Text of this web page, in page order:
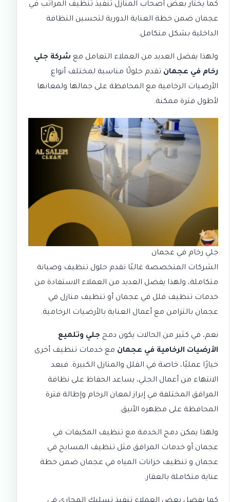
كما يختار بعض أصحاب المنازل تنفيذ تنظيف المراتب في
عجمان ضمن خطة العناية الدورية لتحسين النظافة
الداخلية بشكل متكامل.
ولهذا يفضل العديد من العملاء التعامل مع شركة جلي
رخام في عجمان تقدم حلولًا مناسبة لمختلف أنواع
الأرضيات الرخامية مع المحافظة على جمالها ولمعانها
لأطول فترة ممكنة.
جلي رخام في عجمان
الشركات المتخصصة غالبًا تقدم حلول تنظيف وصيانة
متكاملة، ولهذا يفضل العديد من العملاء الاستفادة من
خدمات تنظيف فلل في عجمان أو تنظيف منازل في
عجمان بالتزامن مع أعمال العناية بالأرضيات الرخامية.
نعم، في كثير من الحالات يكون دمج جلي وتلميع
الأرضيات الرخامية في عجمان مع خدمات تنظيف أخرى
خيارًا عمليًا، خاصة في الفلل والمنازل الكبيرة. فبعد
الانتهاء من أعمال الجلي، يساعد الحفاظ على نظافة
المرافق المختلفة في إبراز لمعان الرخام وإطالة فترة
المحافظة على مظهره الأنيق.
ولهذا يمكن دمج الخدمة مع تنظيف المكيفات في
عجمان أو خدمات المرافق مثل تنظيف المسابح في
عجمان و تنظيف خزانات المياه في عجمان ضمن خطة
عناية متكاملة بالعقار.